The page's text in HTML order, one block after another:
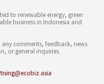
to renewable energy, green
business in Indonesia and
any comments, feedback, news
or general inquiries.